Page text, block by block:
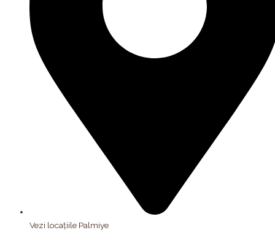
Vezi locațiile Palmiye